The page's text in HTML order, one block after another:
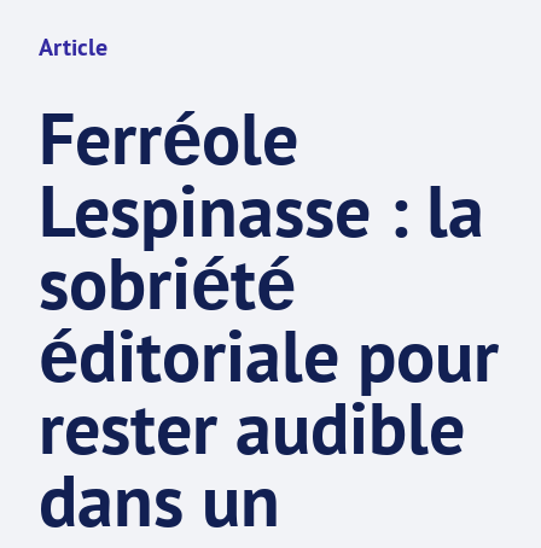
Article
Ferréole
Lespinasse : la
sobriété
éditoriale pour
rester audible
dans un